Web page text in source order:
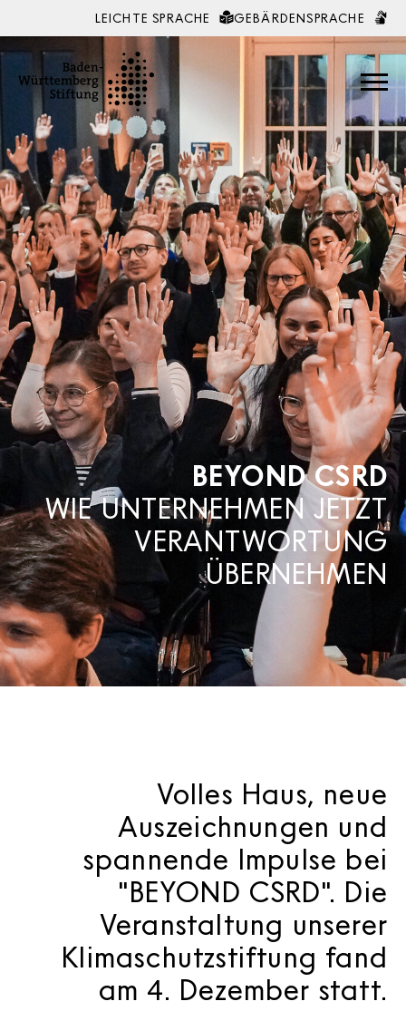
Zum Inhalt springen
LEICHTE SPRACHE GEBÄRDENSPRACHE
BEYOND CSRD
WIE UNTERNEHMEN JETZT
VERANTWORTUNG
ÜBERNEHMEN
Volles Haus, neue
Auszeichnungen und
spannende Impulse bei
"BEYOND CSRD". Die
Veranstaltung unserer
Klimaschutzstiftung fand
am 4. Dezember statt.